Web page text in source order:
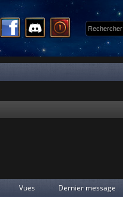
Vues Dernier message